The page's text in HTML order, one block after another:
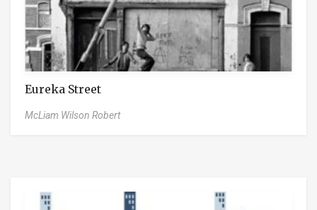
Eureka Street
McLiam Wilson Robert